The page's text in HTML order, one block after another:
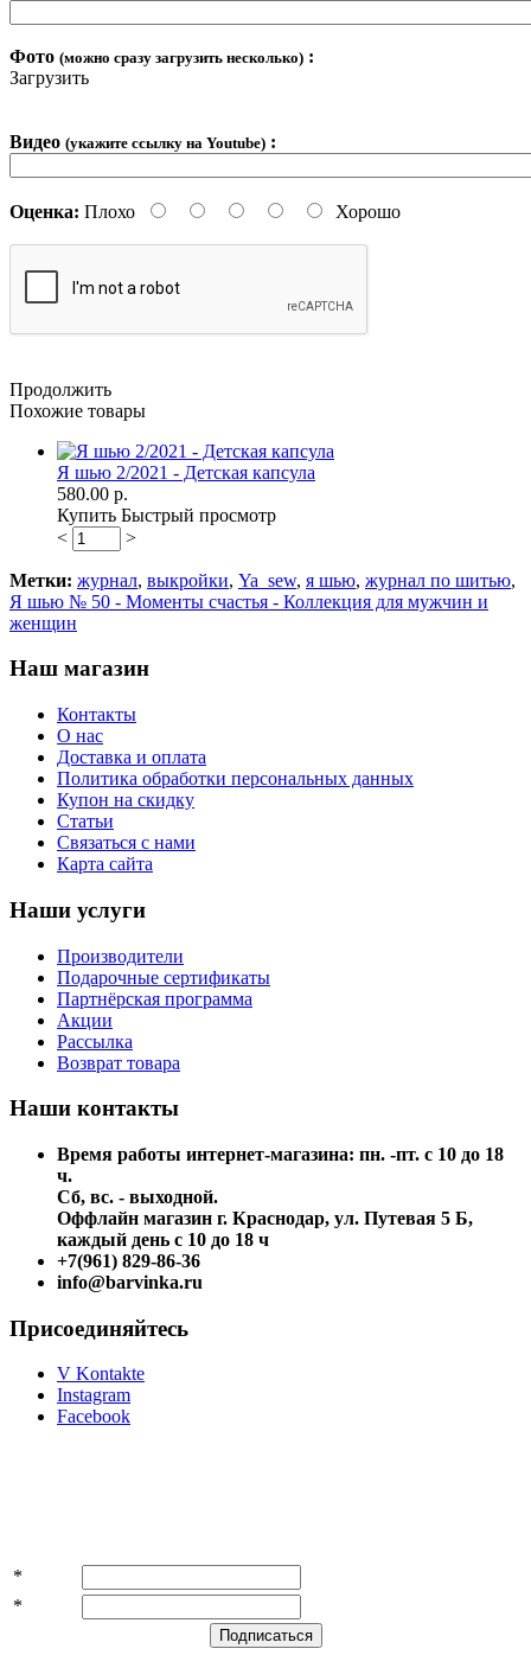
Фото (можно сразу загрузить несколько) :
Загрузить
Видео (укажите ссылку на Youtube) :
Оценка: Плохо Хорошо
Продолжить
Похожие товары
Я шью 2/2021 - Детская капсула
580.00 р.
Купить Быстрый просмотр
<
>
Метки: журнал, выкройки, Ya_sew, я шью, журнал по шитью,
Я шью № 50 - Моменты счастья - Коллекция для мужчин и
женщин
Наш магазин
Контакты
О нас
Доставка и оплата
Политика обработки персональных данных
Купон на скидку
Статьи
Связаться с нами
Карта сайта
Наши услуги
Производители
Подарочные сертификаты
Партнёрская программа
Акции
Рассылка
Возврат товара
Наши контакты
Время работы интернет-магазина: пн. -пт. с 10 до 18
ч.
Сб, вс. - выходной.
Оффлайн магазин г. Краснодар, ул. Путевая 5 Б,
каждый день с 10 до 18 ч
+7(961) 829-86-36
info@barvinka.ru
Присоединяйтесь
V Kontakte
Instagram
Facebook
*
*